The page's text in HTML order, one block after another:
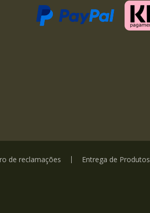
de reclamações Entrega de Produtos